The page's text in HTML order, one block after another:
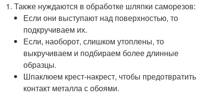
Также нуждаются в обработке шляпки саморезов:
Если они выступают над поверхностью, то
подкручиваем их.
Если, наоборот, слишком утоплены, то
выкручиваем и подбираем более длинные
образцы.
Шпаклюем крест-накрест, чтобы предотвратить
контакт металла с обоями.